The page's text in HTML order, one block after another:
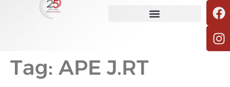
Tag: APE J.RT